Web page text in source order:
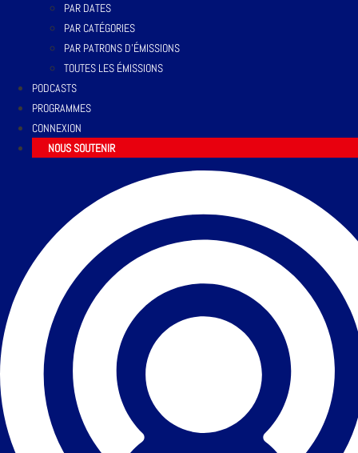
PAR DATES
PAR CATÉGORIES
PAR PATRONS D’ÉMISSIONS
TOUTES LES ÉMISSIONS
PODCASTS
PROGRAMMES
CONNEXION
NOUS SOUTENIR